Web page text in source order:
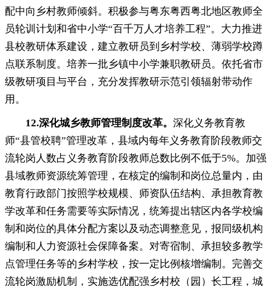
配中向乡村教师倾斜。 积极参与粤东粤西粤北地区教师全
员轮训计划和省中小学“百千万人才培养工程”。大力推进
县校教研体系建设 ， 建立教研员到乡村学校、薄弱学校蹲
点联系制度。培养一批乡镇中小学兼职教研员。 依托省市
级教研项目与平台，充分发挥教研示范引领辐射带动作
用 。
12.深化城乡教师管理制度改革。 深化义务教育教
师“县管校聘”管理改革 ， 县域内每年义务教育阶段教师交
流轮岗人数占义务教育阶段教师总数比例不低于5%。加强
县域教师资源统筹管理 ， 在核定的编制和岗位总量内，由
教育行政部门按照学校规模、师资队伍结构、承担教育教
学改革和任务需要等实际情况 ， 统筹提出辖区内各学校编
制和岗位的具体分配方案以及动态调整意见，报同级机构
编制和人力资源社会保障备案。 对寄宿制、承担较多教学
点管理任务等的乡村学校，按一定比例核增编制 。 完善交
流轮岗激励机制，实施选优配强乡村校（园）长工程 ， 城